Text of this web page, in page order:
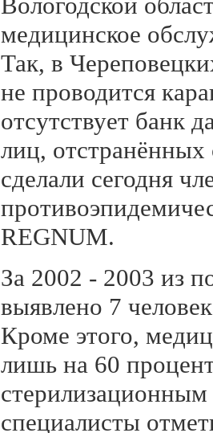
медицинское
Так, в
не проводится
отсутствует банк
лиц, отстранённых
сделали сегодня
REGNUM.
За 2002 - 2003 из
выявлено 7
Кроме этого,
лишь на 60
специалисты